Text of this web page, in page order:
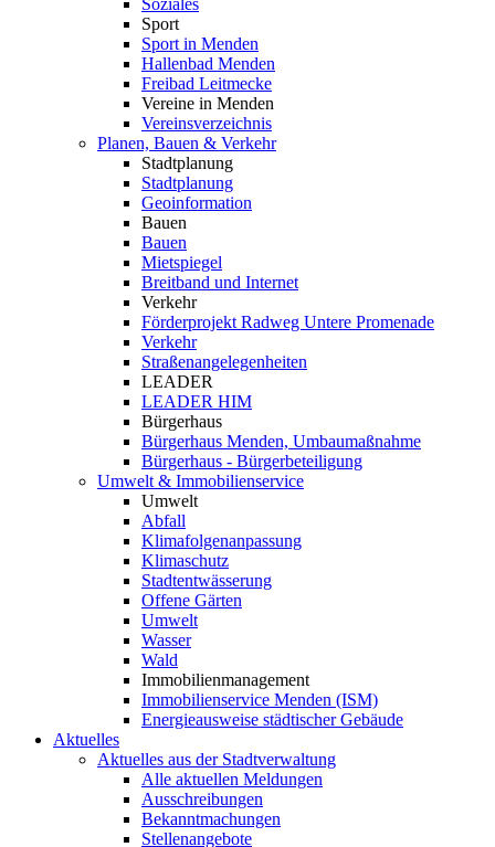
Soziales
Sport
Sport in Menden
Hallenbad Menden
Freibad Leitmecke
Vereine in Menden
Vereinsverzeichnis
Planen, Bauen & Verkehr
Stadtplanung
Stadtplanung
Geoinformation
Bauen
Bauen
Mietspiegel
Breitband und Internet
Verkehr
Förderprojekt Radweg Untere Promenade
Verkehr
Straßenangelegenheiten
LEADER
LEADER HIM
Bürgerhaus
Bürgerhaus Menden, Umbaumaßnahme
Bürgerhaus - Bürgerbeteiligung
Umwelt & Immobilienservice
Umwelt
Abfall
Klimafolgenanpassung
Klimaschutz
Stadtentwässerung
Offene Gärten
Umwelt
Wasser
Wald
Immobilienmanagement
Immobilienservice Menden (ISM)
Energieausweise städtischer Gebäude
Aktuelles
Aktuelles aus der Stadtverwaltung
Alle aktuellen Meldungen
Ausschreibungen
Bekanntmachungen
Stellenangebote